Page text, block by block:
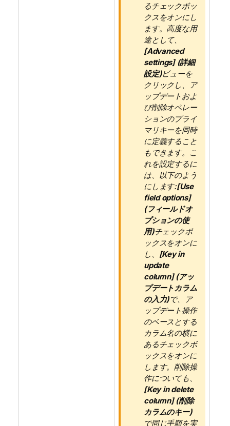
るチェックボッ
クスをオンにし
ます。高度な用
途として、
[Advanced
settings] (詳細
設定)ビューを
クリックし、ア
ップデートおよ
び削除オペレー
ションのプライ
マリキーを同時
に定義すること
もできます。こ
れを設定するに
は、以下のよう
にします:[Use
field options]
(フィールドオ
プションの使
用)チェックボ
ックスをオンに
し、 [Key in
update
column] (アッ
プデートカラム
の入力)で、ア
ップデート操作
のベースとする
カラム名の横に
あるチェックボ
ックスをオンに
します。削除操
作についても、
[Key in delete
column] (削除
カラムのキー)
で同じ手順を実